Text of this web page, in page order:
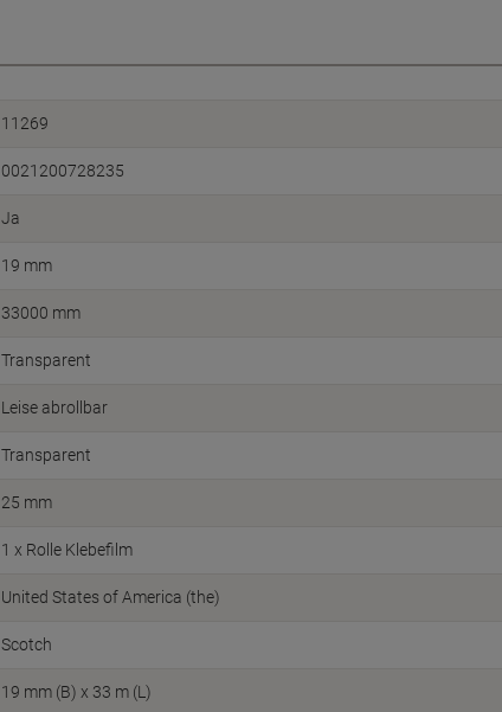
11269
0021200728235
Ja
19 mm
33000 mm
Transparent
Leise abrollbar
Transparent
25 mm
1 x Rolle Klebefilm
United States of America (the)
Scotch
19 mm (B) x 33 m (L)